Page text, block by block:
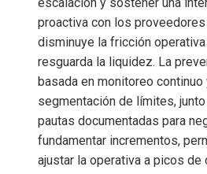
escalación y sostener una
proactiva con los proveedores
disminuye la fricción
resguarda la liquidez. La
basada en monitoreo continuo
segmentación de límites,
pautas documentadas para
fundamentar incrementos,
ajustar la operativa a picos de